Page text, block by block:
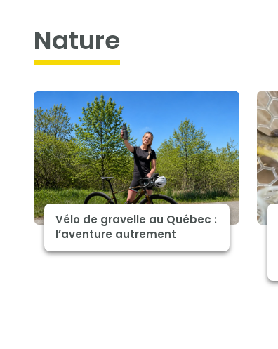
nature
Vélo de gravelle au Québec :
l’aventure autrement